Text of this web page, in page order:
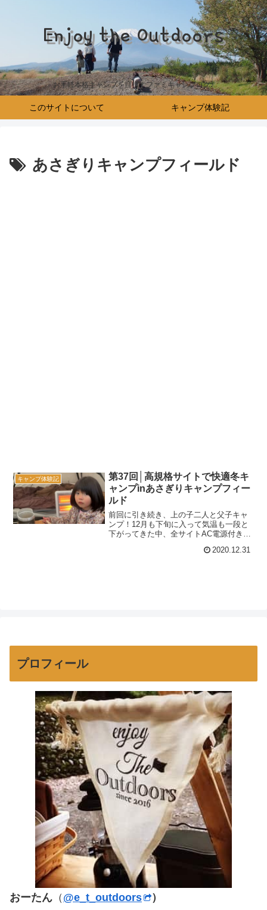
Enjoy the Outdoors
お手軽本格キャンプを目指すファミキャンブログ♪
このサイトについて キャンプ体験記
あさぎりキャンプフィールド
キャンプ体験記
第37回│高規格サイトで快適冬キ
ャンプinあさぎりキャンプフィー
ルド
前回に引き続き、上の子二人と父子キャ
ンプ！12月も下旬に入って気温も一段と
下がってきた中、全サイトAC電源付きの
ンプフィールド」を利用してきました♪動
2020.12.31
プロフィール
おーたん （ @e_t_outdoors
）